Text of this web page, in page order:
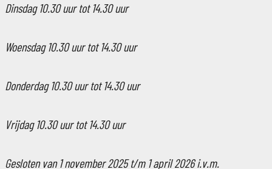
Dinsdag 10.30 uur tot 14.30 uur
Woensdag 10.30 uur tot 14.30 uur
Donderdag 10.30 uur tot 14.30 uur
Vrijdag 10.30 uur tot 14.30 uur
Gesloten van 1 november 2025 t/m 1 april 2026 i.v.m.